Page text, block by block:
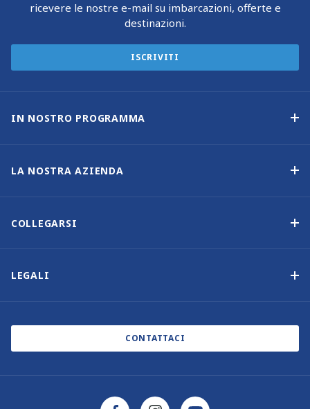
ricevere le nostre e-mail su imbarcazioni, offerte e
destinazioni.
ISCRIVITI
IN NOSTRO PROGRAMMA
LA NOSTRA AZIENDA
COLLEGARSI
LEGALI
CONTATTACI